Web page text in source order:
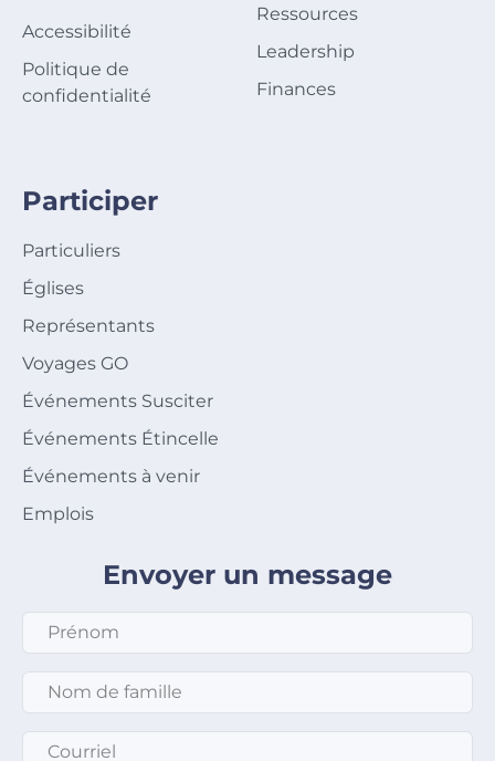
Accessibilité
Politique de
confidentialité
Ressources
Leadership
Finances
Participer
Particuliers
Églises
Représentants
Voyages GO
Événements Susciter
Événements Étincelle
Événements à venir
Emplois
Envoyer un message
Prénom
Nom de famille
Courriel